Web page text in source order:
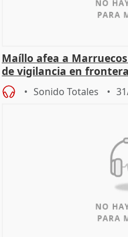
Maíllo afea a
de vigilancia en
Sonido Totales